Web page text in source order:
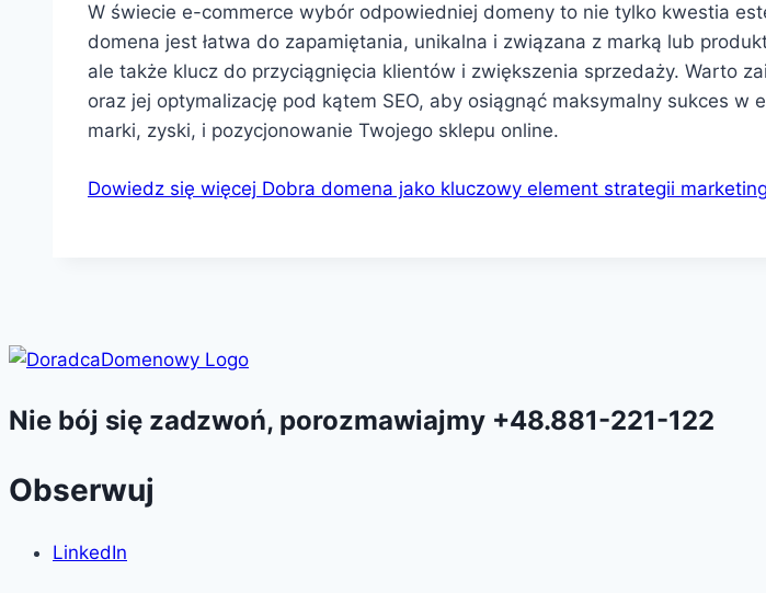
W świecie e-commerce wybór odpowiedniej domeny to nie tylko kwestia
domena jest łatwa do zapamiętania, unikalna i związana z marką lub
ale także klucz do przyciągnięcia klientów i zwiększenia sprzedaży. Warto
oraz jej optymalizację pod kątem SEO, aby osiągnąć maksymalny sukces
marki, zyski, i pozycjonowanie Twojego sklepu online.
Dowiedz się więcej Dobra domena jako kluczowy element strategii
Nie bój się zadzwoń, porozmawiajmy +48.881-221-122
Obserwuj
LinkedIn